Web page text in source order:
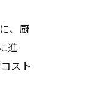
、厨
進
スト